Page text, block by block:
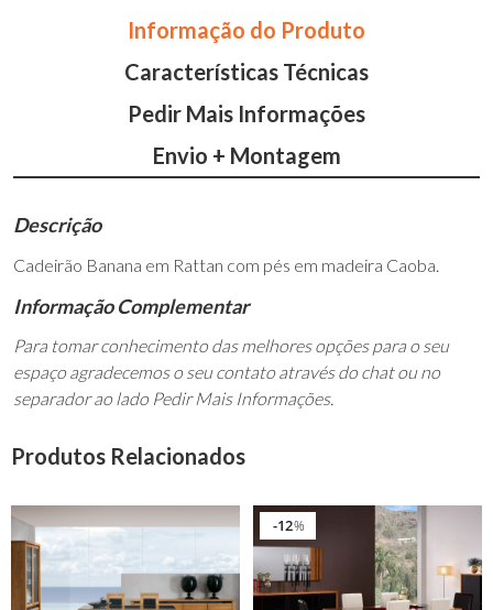
Informação do Produto
Características Técnicas
Pedir Mais Informações
Envio + Montagem
Descrição
Cadeirão Banana em Rattan com pés em madeira Caoba.
Informação Complementar
Para tomar conhecimento das melhores opções para o seu
espaço agradecemos o seu contato através do chat ou no
separador ao lado Pedir Mais Informações.
Produtos Relacionados
%
12